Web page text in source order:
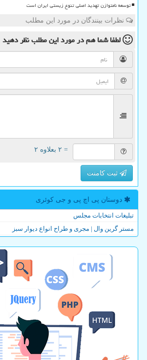
توسعه نامتوازن تهدید اصلی تنوع زیستی ایران است
نظرات بینندگان در مورد این مطلب
لطفا شما همدر مورد این مطلبنظر دهید
= ۲ بعلاوه ۲
ثبت کامنت
دوستان پی اچ پی و جی كوئری
تبلیغات انتخابات مجلس
مستر گرین وال | مجری و طراح انواع دیوار سبز